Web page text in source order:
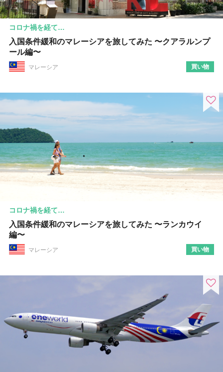
コロナ禍を経て…
入国条件緩和のマレーシアを旅してみた 〜クアラルンプ
ール編〜
マレーシア 買い物
コロナ禍を経て…
入国条件緩和のマレーシアを旅してみた 〜ランカウイ
編〜
マレーシア 買い物